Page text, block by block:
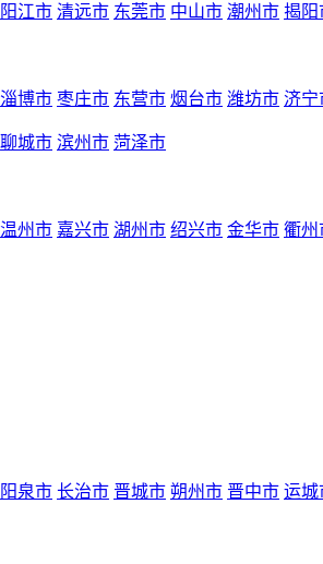
阳江市 清远市 东莞市 中山市 潮州市 揭阳
淄博市 枣庄市 东营市 烟台市 潍坊市 济宁
聊城市 滨州市 菏泽市
温州市 嘉兴市 湖州市 绍兴市 金华市 衢州
阳泉市 长治市 晋城市 朔州市 晋中市 运城